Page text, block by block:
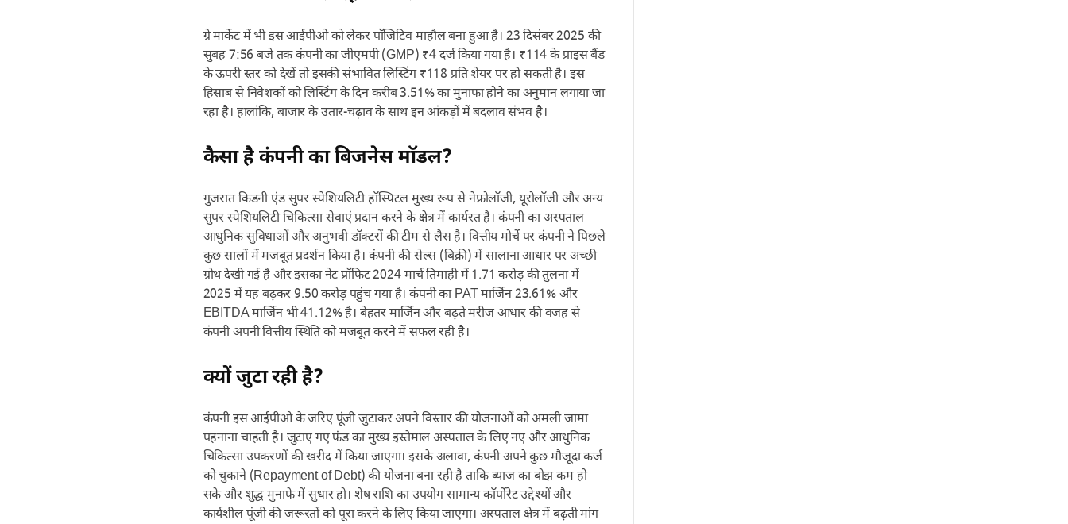
ग्रे मार्केट में भी इस आईपीओ को लेकर पॉजिटिव माहौल बना हुआ है। 23 दिसंबर 2025 की
सुबह 7:56 बजे तक कंपनी का जीएमपी (GMP) ₹4 दर्ज किया गया है। ₹114 के प्राइस बैंड
के ऊपरी स्तर को देखें तो इसकी संभावित लिस्टिंग ₹118 प्रति शेयर पर हो सकती है। इस
हिसाब से निवेशकों को लिस्टिंग के दिन करीब 3.51% का मुनाफा होने का अनुमान लगाया जा
रहा है। हालांकि, बाजार के उतार-चढ़ाव के साथ इन आंकड़ों में बदलाव संभव है।
कैसा है कंपनी का बिजनेस मॉडल?
गुजरात किडनी एंड सुपर स्पेशियलिटी हॉस्पिटल मुख्य रूप से नेफ्रोलॉजी, यूरोलॉजी और अन्य
सुपर स्पेशियलिटी चिकित्सा सेवाएं प्रदान करने के क्षेत्र में कार्यरत है। कंपनी का अस्पताल
आधुनिक सुविधाओं और अनुभवी डॉक्टरों की टीम से लैस है। वित्तीय मोर्चे पर कंपनी ने पिछले
कुछ सालों में मजबूत प्रदर्शन किया है। कंपनी की सेल्स (बिक्री) में सालाना आधार पर अच्छी
ग्रोथ देखी गई है और इसका नेट प्रॉफिट 2024 मार्च तिमाही में 1.71 करोड़ की तुलना में
2025 में यह बढ़कर 9.50 करोड़ पहुंच गया है। कंपनी का PAT मार्जिन 23.61% और
EBITDA मार्जिन भी 41.12% है। बेहतर मार्जिन और बढ़ते मरीज आधार की वजह से
कंपनी अपनी वित्तीय स्थिति को मजबूत करने में सफल रही है।
क्यों जुटा रही है?
कंपनी इस आईपीओ के जरिए पूंजी जुटाकर अपने विस्तार की योजनाओं को अमली जामा
पहनाना चाहती है। जुटाए गए फंड का मुख्य इस्तेमाल अस्पताल के लिए नए और आधुनिक
चिकित्सा उपकरणों की खरीद में किया जाएगा। इसके अलावा, कंपनी अपने कुछ मौजूदा कर्ज
को चुकाने (Repayment of Debt) की योजना बना रही है ताकि ब्याज का बोझ कम हो
सके और शुद्ध मुनाफे में सुधार हो। शेष राशि का उपयोग सामान्य कॉर्पोरेट उद्देश्यों और
कार्यशील पूंजी की जरूरतों को पूरा करने के लिए किया जाएगा। अस्पताल क्षेत्र में बढ़ती मांग